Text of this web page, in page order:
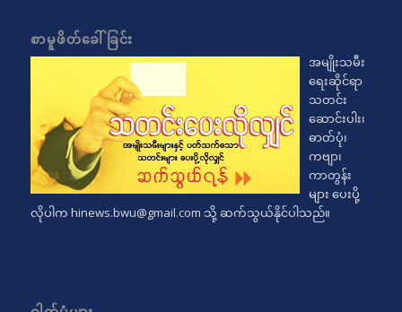
စာမူဖိတ်ခေါ်ခြင်း
အမျိုးသမီး
ရေးဆိုင်ရာ
သတင်း
ဆောင်းပါး၊
ဓာတ်ပုံ၊
ကဗျာ၊
ကာတွန်း
များ ပေးပို့
လိုပါက hinews.bwu@gmail.com သို့ ဆက်သွယ်နိုင်ပါသည်။